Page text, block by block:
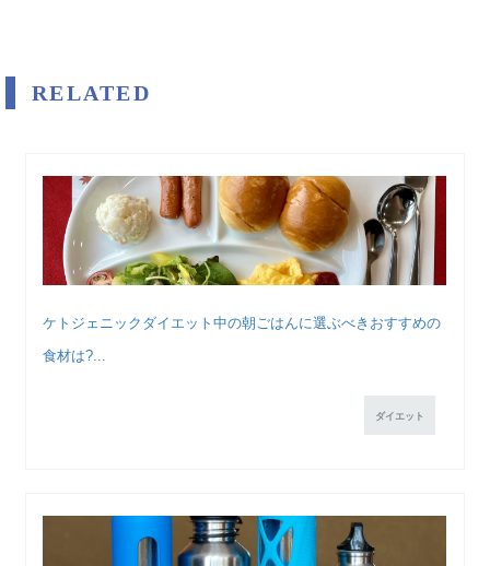
RELATED
ケトジェニックダイエット中の朝ごはんに選ぶべきおすすめの
食材は?...
ダイエット